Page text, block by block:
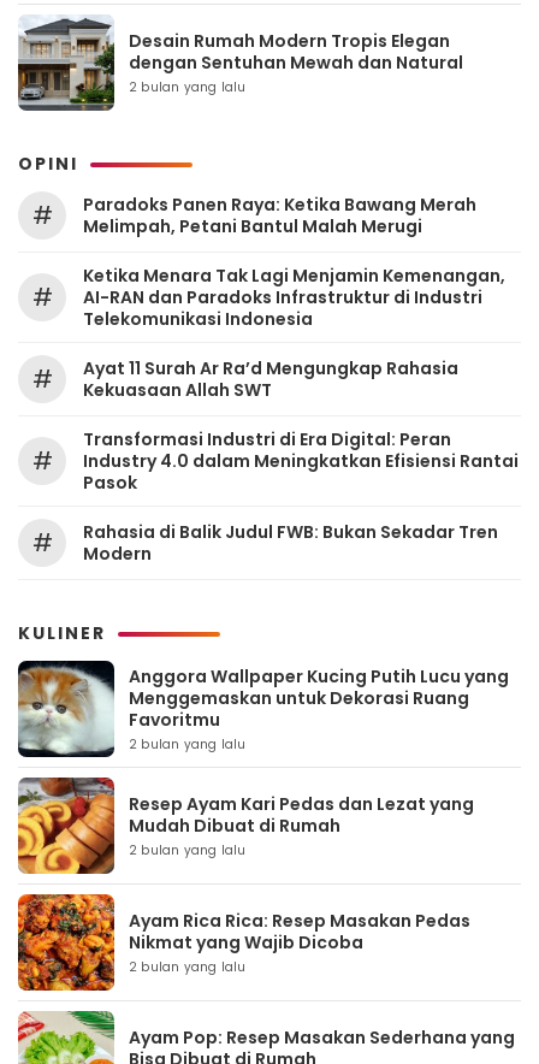
Desain Rumah Modern Tropis Elegan
dengan Sentuhan Mewah dan Natural
2 bulan yang lalu
OPINI
#
Paradoks Panen Raya: Ketika Bawang Merah
Melimpah, Petani Bantul Malah Merugi
#
Ketika Menara Tak Lagi Menjamin Kemenangan,
AI-RAN dan Paradoks Infrastruktur di Industri
Telekomunikasi Indonesia
#
Ayat 11 Surah Ar Ra’d Mengungkap Rahasia
Kekuasaan Allah SWT
#
Transformasi Industri di Era Digital: Peran
Industry 4.0 dalam Meningkatkan Efisiensi Rantai
Pasok
#
Rahasia di Balik Judul FWB: Bukan Sekadar Tren
Modern
KULINER
Anggora Wallpaper Kucing Putih Lucu yang
Menggemaskan untuk Dekorasi Ruang
Favoritmu
2 bulan yang lalu
Resep Ayam Kari Pedas dan Lezat yang
Mudah Dibuat di Rumah
2 bulan yang lalu
Ayam Rica Rica: Resep Masakan Pedas
Nikmat yang Wajib Dicoba
2 bulan yang lalu
Ayam Pop: Resep Masakan Sederhana yang
Bisa Dibuat di Rumah